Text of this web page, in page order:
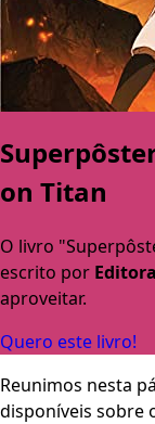
on Titan
O livro
escrito por
aproveitar.
Quero este livro!
Reunimos nesta
disponíveis sobre